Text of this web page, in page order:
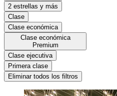
2 estrellas y más
Clase
Clase económica
Clase económica
Premium
Clase ejecutiva
Primera clase
Eliminar todos los filtros